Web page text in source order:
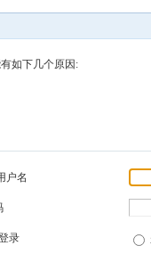
如下几个原因:
户名
录